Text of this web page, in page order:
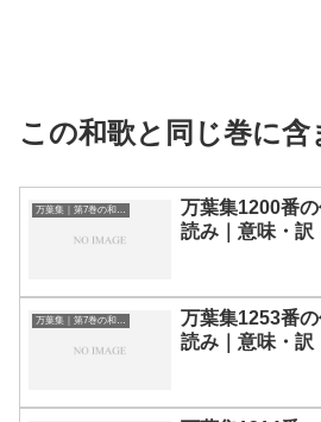
この和歌と同じ巻に含
万葉集1200番
読み｜意味・訳
万葉集｜第7巻の和歌一覧
万葉集1253番
読み｜意味・訳